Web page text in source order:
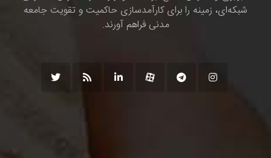
شبکه‌ای، زمینه را برای کارآمدسازی حاکمیت و تقویت جامعه
مدنی فراهم آورند.